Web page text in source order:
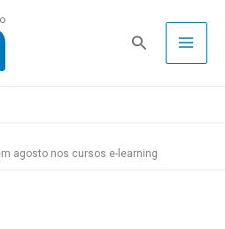
Pesquisa
agosto nos cursos e-learning